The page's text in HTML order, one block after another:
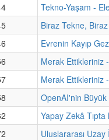
Tekno-Yaşam -
Biraz Tekne,
Evrenin Kayıp
Merak Ettikleriniz
Merak Ettikleriniz -
OpenAI'nin Büyük
Yapay Zekâ
Uluslararası